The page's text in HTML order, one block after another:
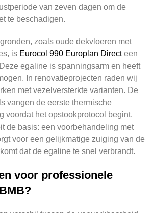
van zeven dagen om de
te beschadigen.
zoals oude dekvloeren met
is Eurocol 990 Europlan Directeen
egaline is spanningsarm en heeft
In renovatieprojecten raden wij
met vezelversterkte varianten. De
vangen de eerste thermische
voordat het opstookprotocol begint.
de basis: een voorbehandeling met
voor een gelijkmatige zuiging van de
dat de egaline te snel verbrandt.
voor professionele